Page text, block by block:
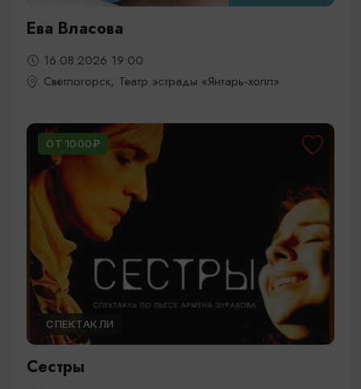
Ева Власова
16.08.2026 19:00
Светлогорск, Театр эстрады «Янтарь-холл»
ОТ 1000₽
СПЕКТАКЛИ
Сестры